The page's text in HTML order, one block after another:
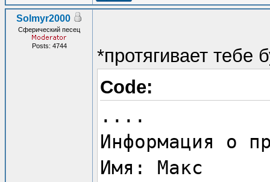
Solmyr2000
Сферический песец
Posts: 4744
*протягивает тебе
Code:
....
Информация о
Имя: Макс